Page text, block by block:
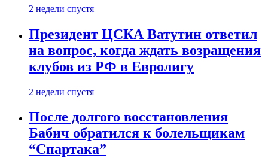
2 недели спустя
Президент ЦСКА Ватутин ответил
на вопрос, когда ждать возращения
клубов из РФ в Евролигу
2 недели спустя
После долгого восстановления
Бабич обратился к болельщикам
“Спартака”